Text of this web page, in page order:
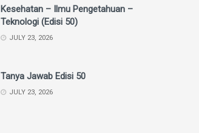
Kesehatan – Ilmu Pengetahuan –
Teknologi (Edisi 50)
JULY 23, 2026
Tanya Jawab Edisi 50
JULY 23, 2026